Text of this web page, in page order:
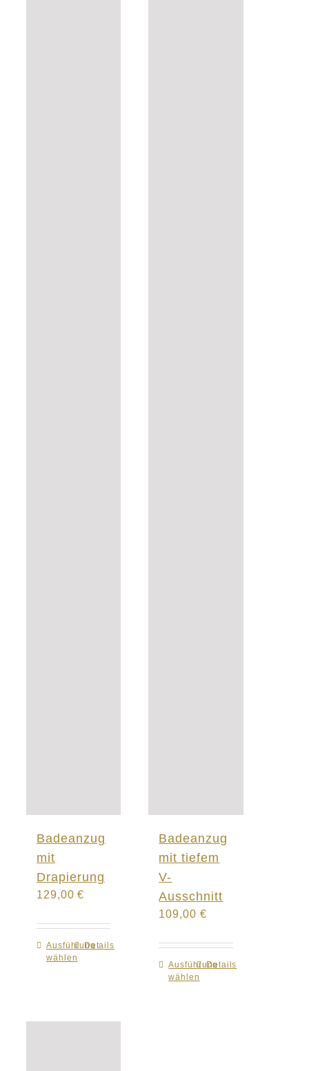
Badeanzug
mit
Drapierung
129,00€
Ausführung
wählen
Dieses
Produkt
Details
Badeanzug
mit tiefem
V-
Ausschnitt
109,00 €
Ausführung
wählen
Dieses
Produkt
Details